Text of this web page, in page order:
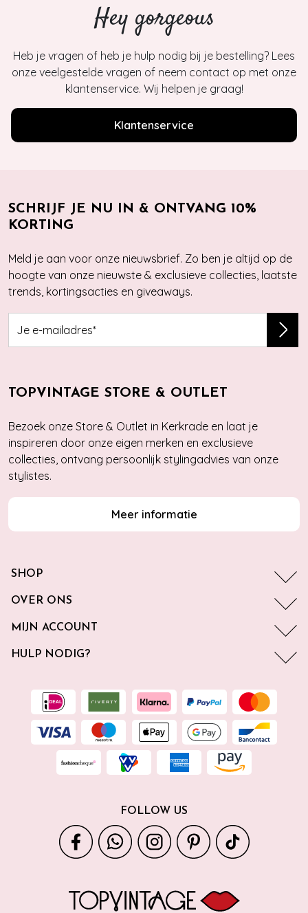
Hey gorgeous
Heb je vragen of heb je hulp nodig bij je bestelling? Lees
onze veelgestelde vragen of neem contact op met onze
klantenservice. Wij helpen je graag!
Klantenservice
SCHRIJF JE NU IN & ONTVANG 10%
KORTING
Meld je aan voor onze nieuwsbrief. Zo ben je altijd op de
hoogte van onze nieuwste & exclusieve collecties, laatste
trends, kortingsacties en giveaways.
TOPVINTAGE STORE & OUTLET
Bezoek onze Store & Outlet in Kerkrade en laat je
inspireren door onze eigen merken en exclusieve
collecties, ontvang persoonlijk stylingadvies van onze
stylistes.
Meer informatie
SHOP
OVER ONS
MIJN ACCOUNT
HULP NODIG?
FOLLOW US